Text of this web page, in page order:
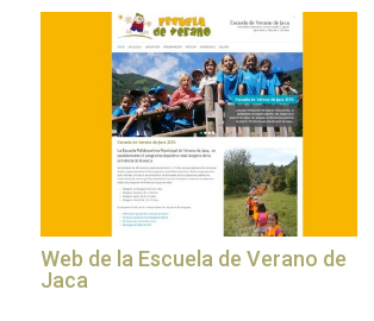
Web de la Escuela de Verano de
Jaca